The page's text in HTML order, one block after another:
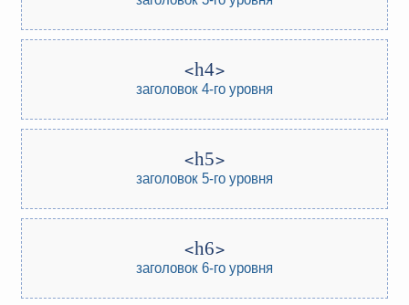
h4
заголовок 4-го уровня
h5
заголовок 5-го уровня
h6
заголовок 6-го уровня